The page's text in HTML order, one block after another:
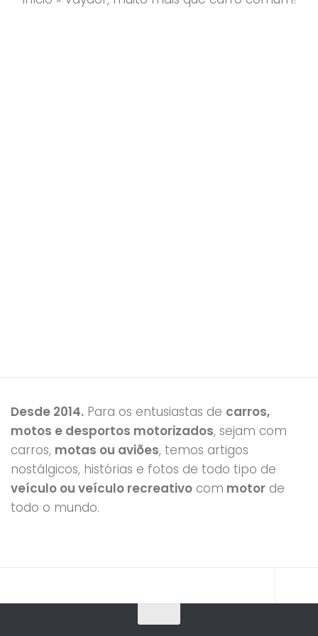
Desde 2014. Para os entusiastas de carros,
motos e desportos motorizados, sejam com
carros, motas ou aviões, temos artigos
nostálgicos, histórias e fotos de todo tipo de
veículo ou veículo recreativo com motor de
todo o mundo.